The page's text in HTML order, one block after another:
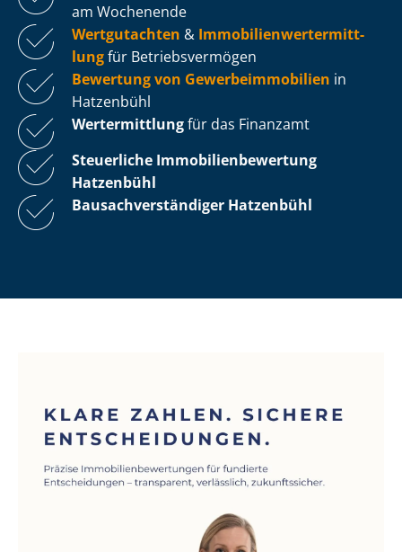
am Wochenende
Wertgutachten & Im­mo­bi­li­en­wert­ermitt­
lungfür Be­triebs­ver­mö­gen
Bewertung von Ge­wer­be­im­mo­bi­li­en in
Hatzenbühl
Wertermittlungfür das Finanzamt
Steuerliche Im­mo­bi­li­en­be­wer­tung
Hatzenbühl
Bau­sach­ver­stän­di­ger Hatzenbühl